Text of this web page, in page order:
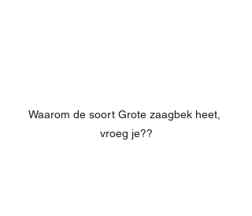
Waarom de soort Grote zaagbek heet,
vroeg je??